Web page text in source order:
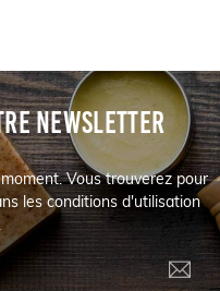
NEWSLETTER
Vous trouverez pour
les conditions d'utilisation